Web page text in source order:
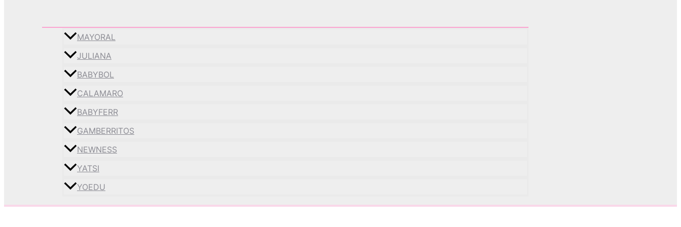
MAYORAL
JULIANA
BABYBOL
CALAMARO
BABYFERR
GAMBERRITOS
NEWNESS
YATSI
YOEDU